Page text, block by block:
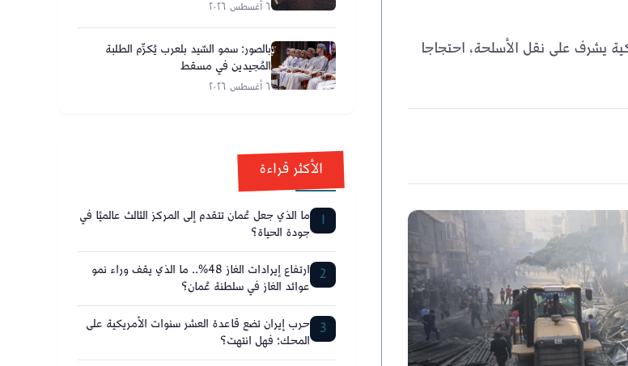
يشرف على نقل الأسلحة، احتجاجا
٦ أغسطس ٢٠٢٦
بالصور: سمو السّيد بلعرب يُكرِّم الطلبة
المُجيدين في مسقط
٦ أغسطس ٢٠٢٦
الأكثر قراءة
1 ما الذي جعل عُمان تتقدم إلى المركز الثالث عالميًا في
جودة الحياة؟
2 ارتفاع إيرادات الغاز 48%.. ما الذي يقف وراء نمو
عوائد الغاز في سلطنة عُمان؟
3 حرب إيران تضع قاعدة العشر سنوات الأمريكية على
المحك؛ فهل انتهت؟